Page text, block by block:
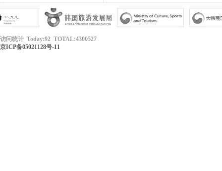
访问统计 Today:92 TOTAL:4300527
京ICP备05021128号-11